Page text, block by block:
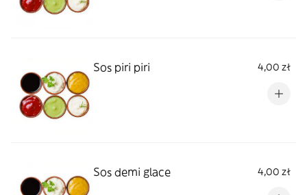
Sos piri piri 4,00 zł
Sos demi glace 4,00 zł